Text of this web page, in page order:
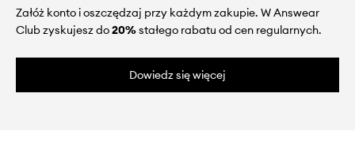
Załóż konto i oszczędzaj przy każdym zakupie. W Answear
Club zyskujesz do20%stałego rabatu od cen regularnych.
Dowiedz się więcej